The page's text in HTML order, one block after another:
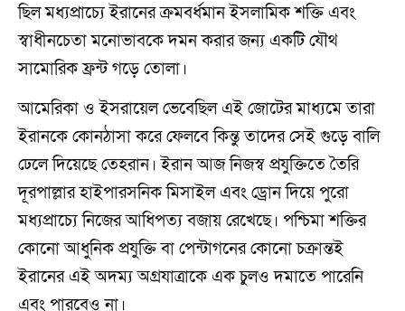
ছিল মধ্যপ্রাচ্যে ইরানের ক্রমবর্ধমান ইসলামিক শক্তি এবং
স্বাধীনচেতা মনোভাবকে দমন করার জন্য একটি যৌথ
সামোরিক ফ্রন্ট গড়ে তোলা।
আমেরিকা ও ইসরায়েল ভেবেছিল এই জোটের মাধ্যমে তারা
ইরানকে কোনঠাসা করে ফেলবে কিন্তু তাদের সেই গুড়ে বালি
ঢেলে দিয়েছে তেহরান। ইরান আজ নিজস্ব প্রযুক্তিতে তৈরি
দূরপাল্লার হাইপারসনিক মিসাইল এবং ড্রোন দিয়ে পুরো
মধ্যপ্রাচ্যে নিজের আধিপত্য বজায় রেখেছে। পশ্চিমা শক্তির
কোনো আধুনিক প্রযুক্তি বা পেন্টাগনের কোনো চক্রান্তই
ইরানের এই অদম্য অগ্রযাত্রাকে এক চুলও দমাতে পারেনি
এবং পারবেও না।